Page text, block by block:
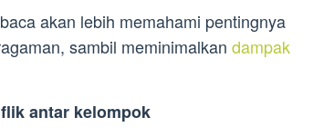
akan lebih memahami pentingnya
sambil meminimalkan dampak
antar kelompok